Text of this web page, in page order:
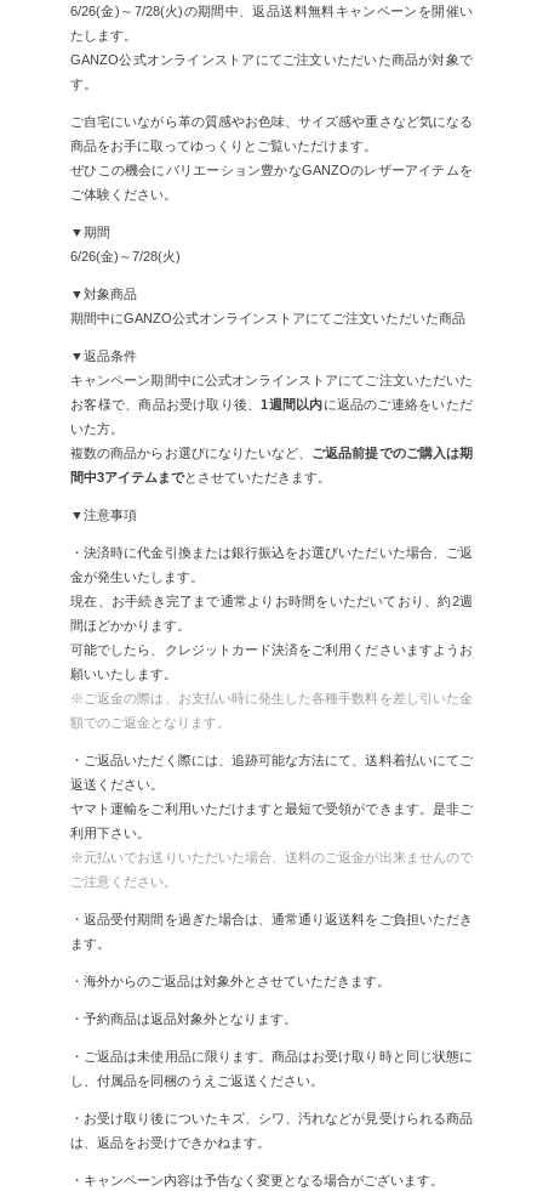
6/26(金)～7/28(火)の期間中、返品送料無料キャンペーンを開催い
たします。
GANZO公式オンラインストアにてご注文いただいた商品が対象で
す。
ご自宅にいながら革の質感やお色味、サイズ感や重さなど気になる
商品をお手に取ってゆっくりとご覧いただけます。
ぜひこの機会にバリエーション豊かなGANZOのレザーアイテムを
ご体験ください。
▼期間
6/26(金)～7/28(火)
▼対象商品
期間中にGANZO公式オンラインストアにてご注文いただいた商品
▼返品条件
キャンペーン期間中に公式オンラインストアにてご注文いただいた
お客様で、商品お受け取り後、1週間以内に返品のご連絡をいただ
いた方。
複数の商品からお選びになりたいなど、 ご返品前提でのご購入は期
間中3アイテムまでとさせていただきます。
▼注意事項
・決済時に代金引換または銀行振込をお選びいただいた場合、ご返
金が発生いたします。
現在、お手続き完了まで通常よりお時間をいただいており、約2週
間ほどかかります。
可能でしたら、クレジットカード決済をご利用くださいますようお
願いいたします。
※ご返金の際は、お支払い時に発生した各種手数料を差し引いた金
額でのご返金となります。
・ご返品いただく際には、追跡可能な方法にて、送料着払いにてご
返送ください。
ヤマト運輸をご利用いただけますと最短で受領ができます。是非ご
利用下さい。
※元払いでお送りいただいた場合、送料のご返金が出来ませんので
ご注意ください。
・返品受付期間を過ぎた場合は、通常通り返送料をご負担いただき
ます。
・海外からのご返品は対象外とさせていただきます。
・予約商品は返品対象外となります。
・ご返品は未使用品に限ります。商品はお受け取り時と同じ状態に
し、付属品を同梱のうえご返送ください。
・お受け取り後についたキズ、シワ、汚れなどが見受けられる商品
は、返品をお受けできかねます。
・キャンペーン内容は予告なく変更となる場合がございます。